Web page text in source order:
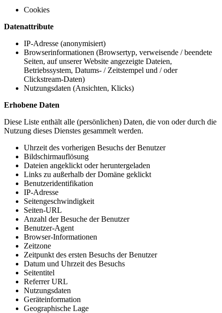
Cookies
Datenattribute
IP-Adresse (anonymisiert)
Browserinformationen (Browsertyp, verweisende / beendete
Seiten, auf unserer Website angezeigte Dateien,
Betriebssystem, Datums- / Zeitstempel und / oder
Clickstream-Daten)
Nutzungsdaten (Ansichten, Klicks)
Erhobene Daten
Diese Liste enthält alle (persönlichen) Daten, die von oder durch die
Nutzung dieses Dienstes gesammelt werden.
Uhrzeit des vorherigen Besuchs der Benutzer
Bildschirmauflösung
Dateien angeklickt oder heruntergeladen
Links zu außerhalb der Domäne geklickt
Benutzeridentifikation
IP-Adresse
Seitengeschwindigkeit
Seiten-URL
Anzahl der Besuche der Benutzer
Benutzer-Agent
Browser-Informationen
Zeitzone
Zeitpunkt des ersten Besuchs der Benutzer
Datum und Uhrzeit des Besuchs
Seitentitel
Referrer URL
Nutzungsdaten
Geräteinformation
Geographische Lage